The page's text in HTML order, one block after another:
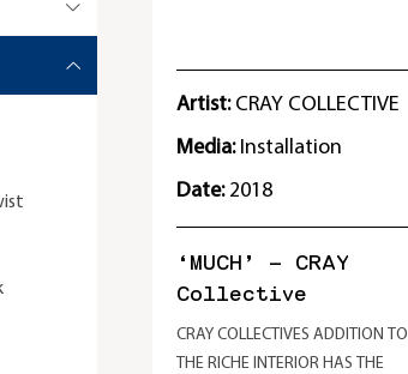
Artist: CRAY COLLECTIVE
Media: Installation
Date: 2018
‘MUCH’ – CRAY
Collective
CRAY COLLECTIVES ADDITION TO
THE RICHE INTERIOR HAS THE